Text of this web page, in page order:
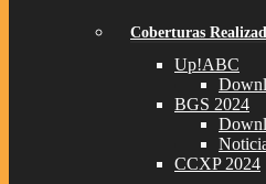
Coberturas
Up!ABC
BGS 2024
CCXP 2024